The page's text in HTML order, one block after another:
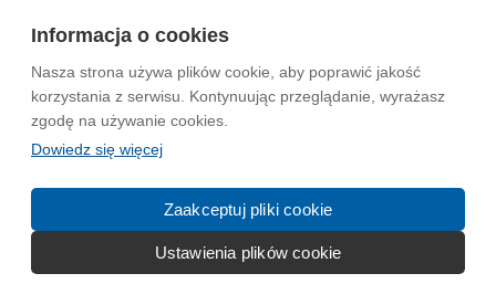
Informacja o cookies
Nasza strona używa plików cookie, aby poprawić jakość
korzystania z serwisu. Kontynuując przeglądanie, wyrażasz
zgodę na używanie cookies.
Dowiedz się więcej
Zaakceptuj pliki cookie
Ustawienia plików cookie
© 2004-2026 Emito.net